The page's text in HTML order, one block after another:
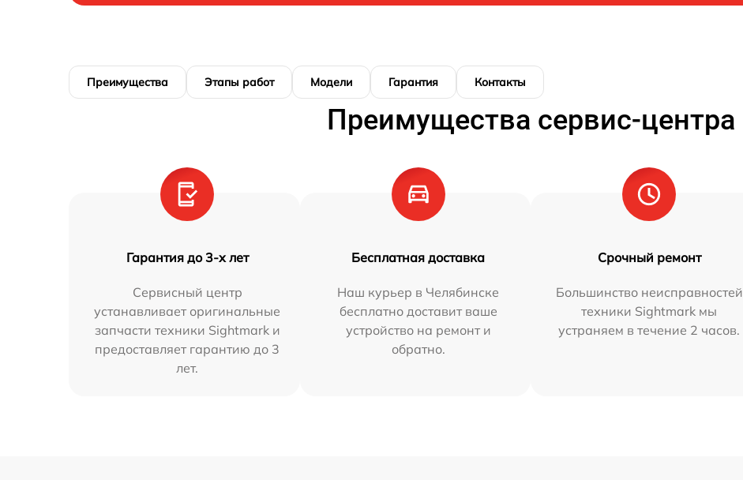
Преимущества Этапы работ Модели Гарантия Контакты
Преимущества сервис-центра
Гарантия до 3-х лет
Сервисный центр
устанавливает оригинальные
запчасти техники Sightmark и
предоставляет гарантию до 3
лет.
Бесплатная доставка
Наш курьер в Челябинске
бесплатно доставит ваше
устройство на ремонт и
обратно.
Срочный ремонт
Большинство неисправностей
техники Sightmark мы
устраняем в течение 2 часов.